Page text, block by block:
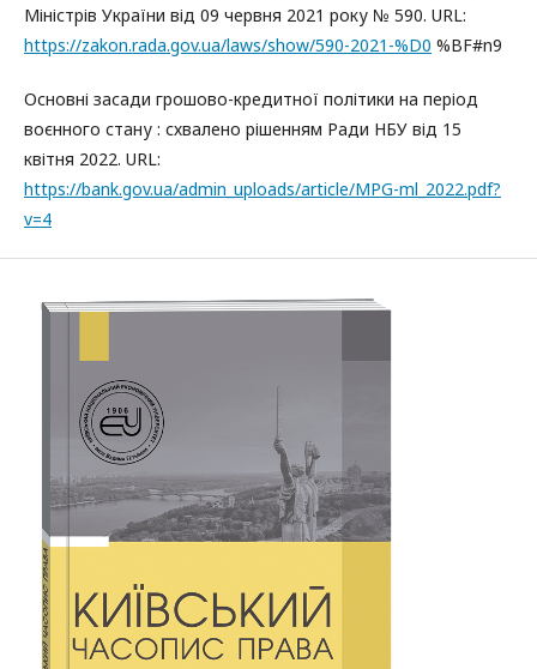
Міністрів України від 09 червня 2021 року № 590. URL:
https://zakon.rada.gov.ua/laws/show/590-2021-%D0 %BF#n9
Основні засади грошово-кредитної політики на період
воєнного стану : схвалено рішенням Ради НБУ від 15
квітня 2022. URL:
https://bank.gov.ua/admin_uploads/article/MPG-ml_2022.pdf?
v=4